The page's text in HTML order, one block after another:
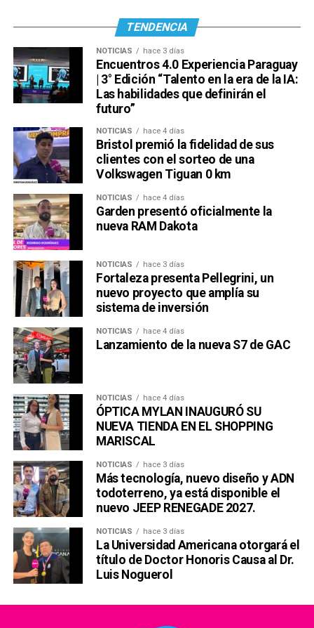
TENDENCIA
NOTICIAS hace 3 días
Encuentros 4.0 Experiencia Paraguay
| 3° Edición “Talento en la era de la IA:
Las habilidades que definirán el
futuro”
NOTICIAS hace 4 días
Bristol premió la fidelidad de sus
clientes con el sorteo de una
Volkswagen Tiguan 0 km
NOTICIAS hace 4 días
Garden presentó oficialmente la
nueva RAM Dakota
NOTICIAS hace 3 días
Fortaleza presenta Pellegrini, un
nuevo proyecto que amplía su
sistema de inversión
NOTICIAS hace 4 días
Lanzamiento de la nueva S7 de GAC
NOTICIAS hace 4 días
ÓPTICA MYLAN INAUGURÓ SU
NUEVA TIENDA EN EL SHOPPING
MARISCAL
NOTICIAS hace 3 días
Más tecnología, nuevo diseño y ADN
todoterreno, ya está disponible el
nuevo JEEP RENEGADE 2027.
NOTICIAS hace 3 días
La Universidad Americana otorgará el
título de Doctor Honoris Causa al Dr.
Luis Noguerol